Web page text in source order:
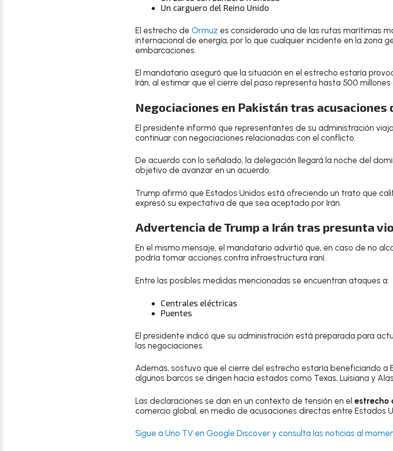
Un carguero del Reino Unido
El estrecho de Ormuz es considerado una de las rutas marítimas
internacional de energía, por lo que cualquier incidente en la zona
embarcaciones.
El mandatario aseguró que la situación en el estrecho estaría
Irán, al estimar que el cierre del paso representa hasta 500
Negociaciones en Pakistán tras acusaciones
El presidente informó que representantes de su administración
continuar con negociaciones relacionadas con el conflicto.
De acuerdo con lo señalado, la delegación llegará la noche del
objetivo de avanzar en un acuerdo.
Trump afirmó que Estados Unidos está ofreciendo un trato que
expresó su expectativa de que sea aceptado por Irán.
Advertencia de Trump a Irán tras presunta
En el mismo mensaje, el mandatario advirtió que, en caso de no
podría tomar acciones contra infraestructura iraní.
Entre las posibles medidas mencionadas se encuentran ataques a:
Centrales eléctricas
Puentes
El presidente indicó que su administración está preparada para
las negociaciones.
Además, sostuvo que el cierre del estrecho estaría beneficiando a
algunos barcos se dirigen hacia estados como Texas, Luisiana y
Las declaraciones se dan en un contexto de tensión en el estrecho
comercio global, en medio de acusaciones directas entre Estados
Sigue a Uno TV en Google Discover y consulta las noticias al